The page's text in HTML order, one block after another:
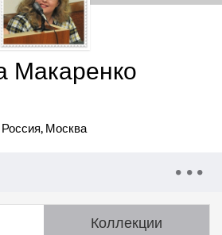
Макаренко
Россия, Москва
Коллекции